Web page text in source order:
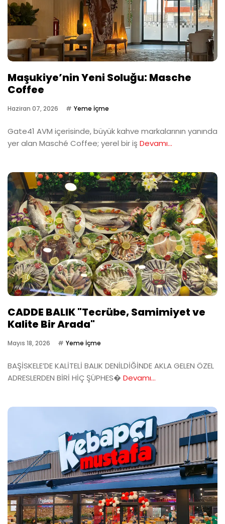
Maşukiye’nin Yeni Soluğu: Masche
Coffee
Haziran 07, 2026 Yeme İçme
Gate41 AVM içerisinde, büyük kahve markalarının yanında
yer alan Masché Coffee; yerel bir iş Devamı...
CADDE BALIK "Tecrübe, Samimiyet ve
Kalite Bir Arada"
Mayıs 18, 2026 Yeme İçme
BAŞİSKELE’DE KALİTELİ BALIK DENİLDİĞİNDE AKLA GELEN ÖZEL
ADRESLERDEN BİRİ HİÇ ŞÜPHES� Devamı...